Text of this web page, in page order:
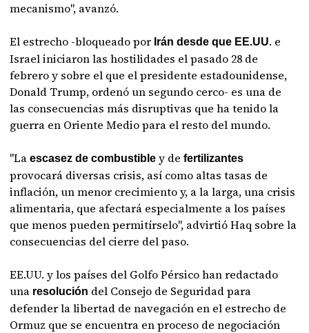
mecanismo", avanzó.
El estrecho -bloqueado por Irán desde que EE.UU. e
Israel iniciaron las hostilidades el pasado 28 de
febrero y sobre el que el presidente estadounidense,
Donald Trump, ordenó un segundo cerco- es una de
las consecuencias más disruptivas que ha tenido la
guerra en Oriente Medio para el resto del mundo.
"Laescasez de combustible y defertilizantes
provocará diversas crisis, así como altas tasas de
inflación, un menor crecimiento y, a la larga, una crisis
alimentaria, que afectará especialmente a los países
que menos pueden permitírselo", advirtió Haq sobre la
consecuencias del cierre del paso.
EE.UU. y los países del Golfo Pérsico han redactado
una resolución del Consejo de Seguridad para
defender la libertad de navegación en el estrecho de
Ormuz que se encuentra en proceso de negociación